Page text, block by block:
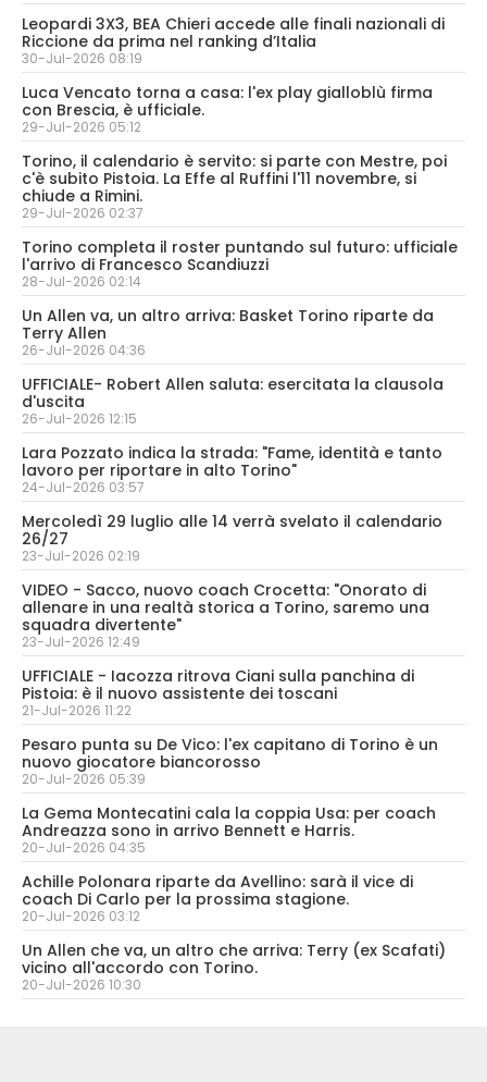
Leopardi 3X3, BEA Chieri accede alle finali nazionali di
Riccione da prima nel ranking d’Italia
30-Jul-2026 08:19
Luca Vencato torna a casa: l'ex play gialloblù firma
con Brescia, è ufficiale.
29-Jul-2026 05:12
Torino, il calendario è servito: si parte con Mestre, poi
c'è subito Pistoia. La Effe al Ruffini l'11 novembre, si
chiude a Rimini.
29-Jul-2026 02:37
Torino completa il roster puntando sul futuro: ufficiale
l'arrivo di Francesco Scandiuzzi
28-Jul-2026 02:14
Un Allen va, un altro arriva: Basket Torino riparte da
Terry Allen
26-Jul-2026 04:36
UFFICIALE- Robert Allen saluta: esercitata la clausola
d'uscita
26-Jul-2026 12:15
Lara Pozzato indica la strada: "Fame, identità e tanto
lavoro per riportare in alto Torino"
24-Jul-2026 03:57
Mercoledì 29 luglio alle 14 verrà svelato il calendario
26/27
23-Jul-2026 02:19
VIDEO - Sacco, nuovo coach Crocetta: "Onorato di
allenare in una realtà storica a Torino, saremo una
squadra divertente"
23-Jul-2026 12:49
UFFICIALE - Iacozza ritrova Ciani sulla panchina di
Pistoia: è il nuovo assistente dei toscani
21-Jul-2026 11:22
Pesaro punta su De Vico: l'ex capitano di Torino è un
nuovo giocatore biancorosso
20-Jul-2026 05:39
La Gema Montecatini cala la coppia Usa: per coach
Andreazza sono in arrivo Bennett e Harris.
20-Jul-2026 04:35
Achille Polonara riparte da Avellino: sarà il vice di
coach Di Carlo per la prossima stagione.
20-Jul-2026 03:12
Un Allen che va, un altro che arriva: Terry (ex Scafati)
vicino all'accordo con Torino.
20-Jul-2026 10:30